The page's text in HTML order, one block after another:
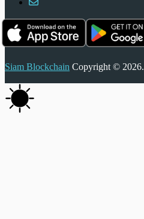
Siam Blockchain Copyright © 2026.